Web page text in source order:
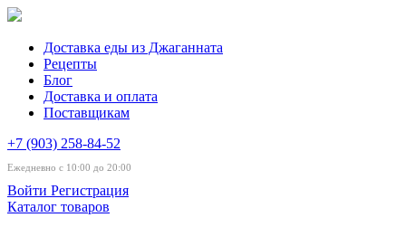
Доставка еды из Джаганната
Рецепты
Блог
Доставка и оплата
Поставщикам
+7 (903) 258-84-52
Ежедневно с 10:00 до 20:00
Войти Регистрация
Каталог товаров